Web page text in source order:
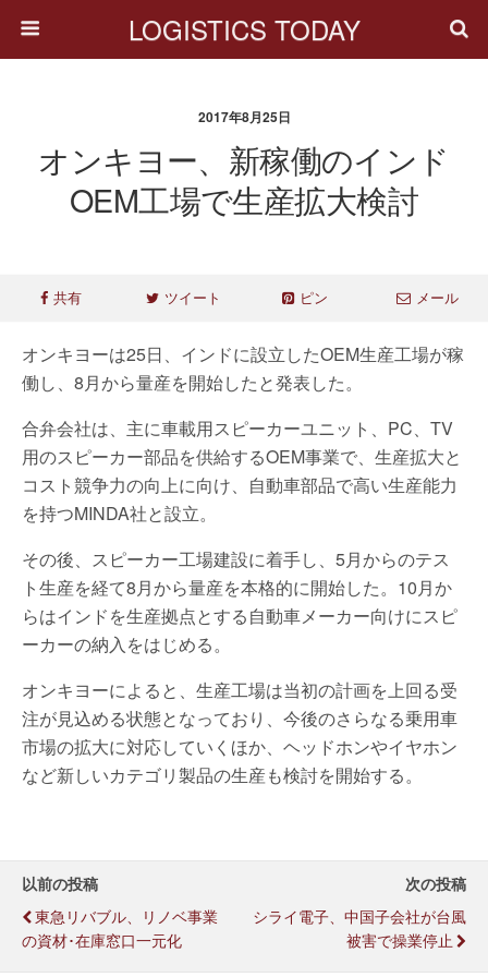
LOGISTICS TODAY
2017年8月25日
オンキヨー、新稼働のインド
OEM工場で生産拡大検討
共有 ツイート ピン メール
オンキヨーは25日、インドに設立したOEM生産工場が稼
働し、8月から量産を開始したと発表した。
合弁会社は、主に車載用スピーカーユニット、PC、TV
用のスピーカー部品を供給するOEM事業で、生産拡大と
コスト競争力の向上に向け、自動車部品で高い生産能力
を持つMINDA社と設立。
その後、スピーカー工場建設に着手し、5月からのテス
ト生産を経て8月から量産を本格的に開始した。10月か
らはインドを生産拠点とする自動車メーカー向けにスピ
ーカーの納入をはじめる。
オンキヨーによると、生産工場は当初の計画を上回る受
注が見込める状態となっており、今後のさらなる乗用車
市場の拡大に対応していくほか、ヘッドホンやイヤホン
など新しいカテゴリ製品の生産も検討を開始する。
以前の投稿
東急リバブル、リノベ事業
の資材･在庫窓口一元化
次の投稿
シライ電子、中国子会社が台風
被害で操業停止